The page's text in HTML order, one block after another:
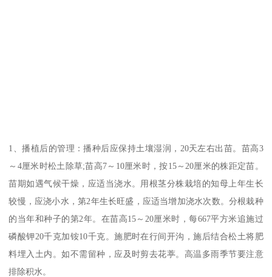
1、播植后的管理：播种后应保持土壤湿润，20天左右出苗。苗高3
～4厘米时松土除草;苗高7～10厘米时，按15～20厘米的株距定苗。
苗期如遇气候干燥，应适当浇水。用根茎分株栽培的知母上年生长
较慢，应浇小水，第2年生长旺盛，应适当增加浇水次数。分根栽种
的当年和种子的第2年。在苗高15～20厘米时，每667平方米追施过
磷酸钾20千克加铵10千克。施肥时在行间开沟，施后结合松土将肥
料埋入土内。如不需留种，应及时剪去花葶。高温多雨季节要注意
排除积水。